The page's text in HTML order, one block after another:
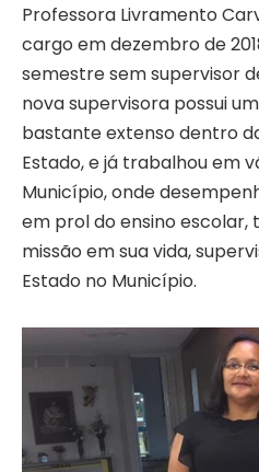
Professora Livramento
cargo em dezembro de
semestre sem supervisor
nova supervisora possui
bastante extenso dentro
Estado, e já trabalhou em
Município, onde
em prol do ensino escolar,
missão em sua vida,
Estado no Município.